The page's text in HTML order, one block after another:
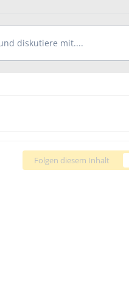
diskutiere mit....
Folgen diesem Inhalt